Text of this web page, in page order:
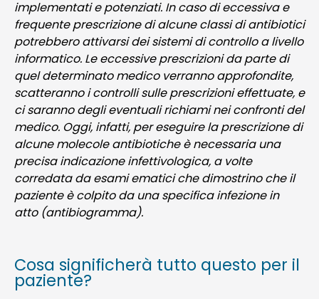
implementati e potenziati. In caso di eccessiva e
frequente prescrizione di alcune classi di antibiotici
potrebbero attivarsi dei sistemi di controllo a livello
informatico. Le eccessive prescrizioni da parte di
quel determinato medico verranno approfondite,
scatteranno i controlli sulle prescrizioni effettuate, e
ci saranno degli eventuali richiami nei confronti del
medico. Oggi, infatti, per eseguire la prescrizione di
alcune molecole antibiotiche è necessaria una
precisa indicazione infettivologica, a volte
corredata da esami ematici che dimostrino che il
paziente è colpito da una specifica infezione in
atto (antibiogramma).
Cosa significherà tutto questo per il
paziente?